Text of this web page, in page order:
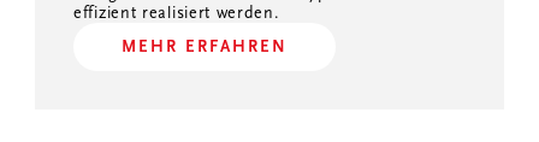
effizient realisiert werden.
MEHR ERFAHREN